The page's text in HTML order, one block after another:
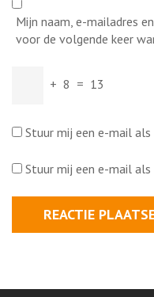
Mijn naam, e-mailadres
voor de volgende keer
+ 8 = 13
Stuur mij een e-mail
Stuur mij een e-mail